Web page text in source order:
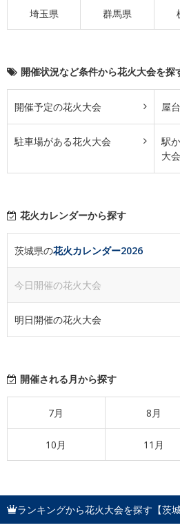
埼玉県 群馬県
開催状況など条件から花火大会を探
開催予定の花火大会 屋
駐車場がある花火大会
駅
大会
花火カレンダーから探す
茨城県の花火カレンダー2026
今日開催の花火大会
明日開催の花火大会
開催される月から探す
7月 8月
10月 11月
ランキングから花火大会を探す【茨城